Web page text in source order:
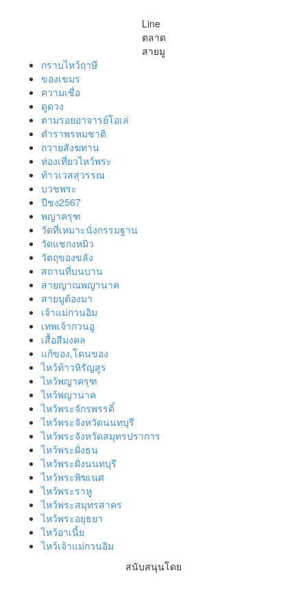
Line
ตลาด
สายมู
กราบไหว้ฤาษี
ของเขมร
ความเชื่อ
ดูดวง
ตามรอยอาจารย์โอเล่
ตำราพรหมชาติ
ถวายสังฆทาน
ท่องเที่ยวไหว้พระ
ท้าวเวสสุวรรณ
บวชพระ
ปีชง2567
พญาครุฑ
วัดที่เหมาะนั่งกรรมฐาน
วัดแชกงหมิว
วัตถุของขลัง
สถานที่บนบาน
สายญาณพญานาค
สายมูต้องมา
เจ้าแม่กวนอิม
เทพเจ้ากวนอู
เสื้อสีมงคล
แก้ของ,โดนของ
ไหว้ท้าวหิรัญสูร
ไหว้พญาครุฑ
ไหว้พญานาค
ไหว้พระจักรพรรดิ์
ไหว้พระจังหวัดนนทบุรี
ไหว้พระจังหวัดสมุทรปราการ
ไหว้พระฝั่งธน
ไหว้พระฝั่งนนทบุรี
ไหว้พระพิฆเนศ
ไหว้พระราหู
ไหว้พระสมุทรสาคร
ไหว้พระอยุธยา
ไหว้อาเนี้ย
ไหว้เจ้าแม่กวนอิม
สนับสนุนโดย